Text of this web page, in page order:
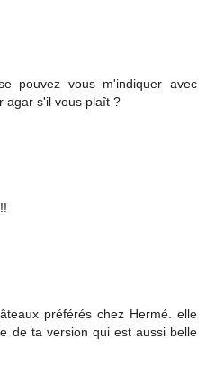
pouvez vous m'indiquer avec
agar s'il vous plaît ?
préférés chez Hermé. elle
de ta version qui est aussi belle